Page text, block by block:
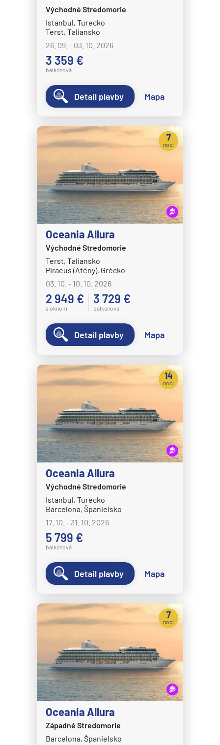
Východné Stredomorie
Istanbul, Turecko
Terst, Taliansko
26. 09. - 03. 10. 2026
3 359 €
balkónová
Detail plavby Mapa
Oceania Allura
Východné Stredomorie
Terst, Taliansko
Piraeus (Atény), Grécko
03. 10. - 10. 10. 2026
2 949 €
s oknom
3 729 €
balkónová
7
nocí
Detail plavby Mapa
Oceania Allura
Východné Stredomorie
Istanbul, Turecko
Barcelona, Španielsko
17. 10. - 31. 10. 2026
5 799 €
balkónová
14
nocí
Detail plavby Mapa
Oceania Allura
Západné Stredomorie
Barcelona, Španielsko
7
nocí